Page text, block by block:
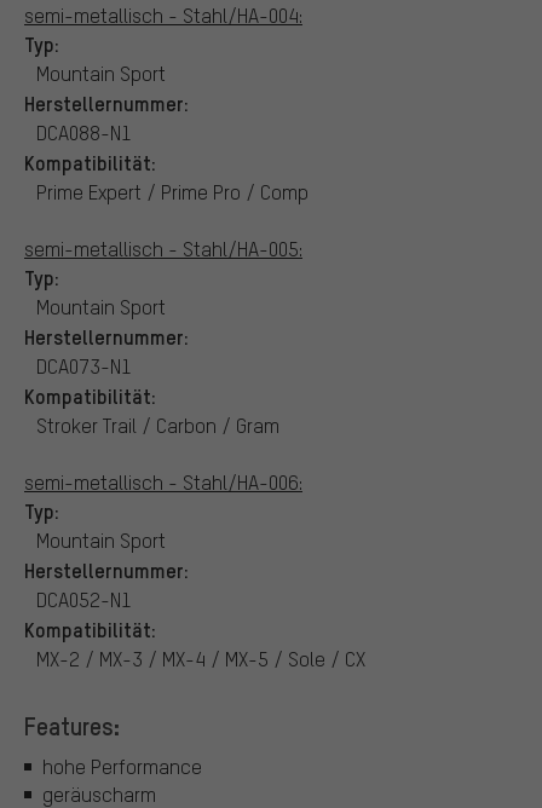
semi-metallisch - Stahl/HA-004:
Typ:
Mountain Sport
Herstellernummer:
DCA088-N1
Kompatibilität:
Prime Expert / Prime Pro / Comp
semi-metallisch - Stahl/HA-005:
Typ:
Mountain Sport
Herstellernummer:
DCA073-N1
Kompatibilität:
Stroker Trail / Carbon / Gram
semi-metallisch - Stahl/HA-006:
Typ:
Mountain Sport
Herstellernummer:
DCA052-N1
Kompatibilität:
MX-2 / MX-3 / MX-4 / MX-5 / Sole / CX
Features:
hohe Performance
geräuscharm